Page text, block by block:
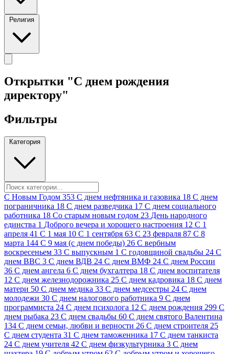
Религия
Открытки "С днем рождения
директору"
Фильтры
Категория
C Новым Годом 353 C днем нефтяника и газовика 18 C днем
пограничника 18 C днем разведчика 17 C днем социального
работника 18 Cо старым новым годом 23 День народного
единства 1 Доброго вечера и хорошего настроения 12 С 1
апреля 41 С 1 мая 10 С 1 сентября 63 С 23 февраля 87 С 8
марта 144 С 9 мая (с днем победы) 26 С вербным
воскресеньем 33 С выпускным 1 С годовщиной свадьбы 24 С
днем ВВС 3 С днем ВДВ 24 С днем ВМФ 24 С днем России
36 С днем ангела 6 С днем бухгалтера 18 С днем воспитателя
12 С днем железнодорожника 25 С днем кадровика 18 С днем
матери 50 С днем медика 33 С днем медсестры 24 С днем
молодежи 30 С днем налогового работника 9 С днем
программиста 24 С днем психолога 12 С днем рождения 299 С
днем рыбака 23 С днем свадьбы 60 С днем святого Валентина
134 С днем семьи, любви и верности 26 С днем строителя 25
С днем студента 31 С днем таможенника 17 С днем танкиста
24 С днем учителя 42 С днем физкультурника 3 С днем